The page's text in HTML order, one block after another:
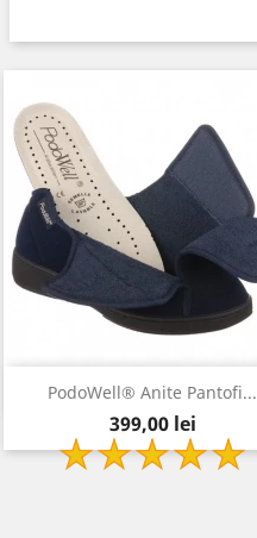
PodoWell® Anite Pantofi...
Pret
399,00 lei
Vizualizare rapida
bleumarin